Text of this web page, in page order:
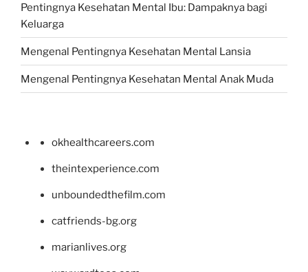
Pentingnya Kesehatan Mental Ibu: Dampaknya bagi
Keluarga
Mengenal Pentingnya Kesehatan Mental Lansia
Mengenal Pentingnya Kesehatan Mental Anak Muda
okhealthcareers.com
theintexperience.com
unboundedthefilm.com
catfriends-bg.org
marianlives.org